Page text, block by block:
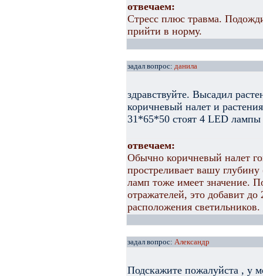
отвечаем:
Стресс плюс травма.
прийти в норму.
задал вопрос: данила
здравствуйте. Высадил
коричневый налет и
31*65*50 стоят 4 LED
отвечаем:
Обычно коричневый налет
простреливает вашу
ламп тоже имеет значение.
отражателей, это добавит
расположения светильников.
задал вопрос: Александр
Подскажите пожалуйста , у